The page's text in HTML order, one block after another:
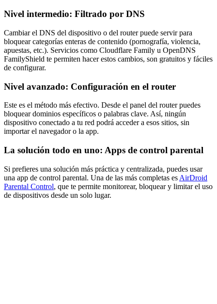
Nivel intermedio: Filtrado por DNS
Cambiar el DNS del dispositivo o del router puede servir para
bloquear categorías enteras de contenido (pornografía, violencia,
apuestas, etc.). Servicios como Cloudflare Family u OpenDNS
FamilyShield te permiten hacer estos cambios, son gratuitos y fáciles
de configurar.
Nivel avanzado: Configuración en el router
Este es el método más efectivo. Desde el panel del router puedes
bloquear dominios específicos o palabras clave. Así, ningún
dispositivo conectado a tu red podrá acceder a esos sitios, sin
importar el navegador o la app.
La solución todo en uno: Apps de control parental
Si prefieres una solución más práctica y centralizada, puedes usar
una app de control parental. Una de las más completas es AirDroid
Parental Control, que te permite monitorear, bloquear y limitar el uso
de dispositivos desde un solo lugar.